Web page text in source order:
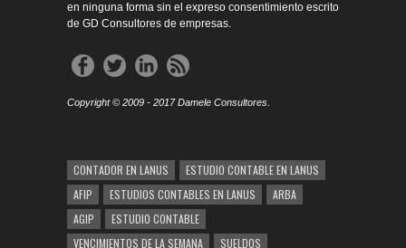
en ninguna forma sin el expreso consentimiento escrito
de GD Consultores de empresas.
Copyright © 2009 - 2017 Damele Consultores.
CONTADOR EN LANUS
ESTUDIO CONTABLE EN LANUS
AFIP
ESTUDIOS CONTABLES EN LANUS
ARBA
AGIP
ESTUDIO CONTABLE
VENCIMIENTOS DE LA SEMANA
SUELDOS